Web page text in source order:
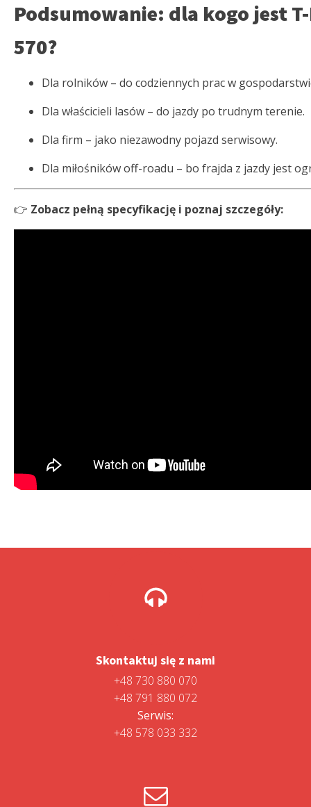
Podsumowanie: dla kogo jest
570?
Dla rolników – do codziennych prac w
Dla właścicieli lasów – do jazdy po trudnym terenie.
Dla firm – jako niezawodny pojazd serwisowy.
Dla miłośników off-roadu – bo frajda z jazdy jest
👉 Zobacz pełną specyfikację i poznaj szczegóły:
Skontaktuj się z nami
+48 730 880 070
+48 791 880 072
Serwis:
+48 578 033 332